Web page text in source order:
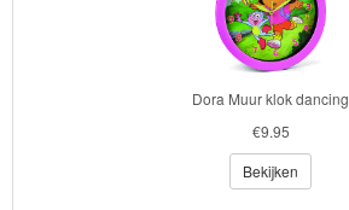
Dora Muur klok dancing
€9.95
Bekijken